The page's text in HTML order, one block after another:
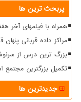
پربحث ترین ها
همراه با فیلمهای آخر
مراکز داده قربانی
بزرگ ترین درس از
تکمیل بزرگترین مجتمع
جدیدترین ها